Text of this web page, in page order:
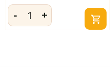
- +